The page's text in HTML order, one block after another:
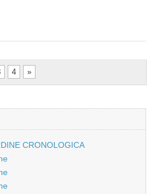
4 »
CRONOLOGICA